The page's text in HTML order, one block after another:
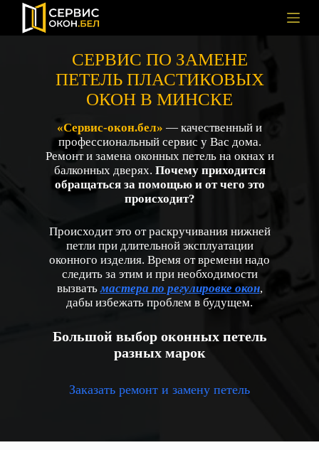
р
ЗАМЕНА ПЕТЕЛЬ НА ПЛАСТИКОВЫХ ОКНАХ
СЕРВИС ПО ЗАМЕНЕ
ПЕТЕЛЬ ПЛАСТИКОВЫХ
ОКОН В МИНСКЕ
«Сервис-окон.бел» — качественный и
профессиональный сервис у Вас дома.
Ремонт и замена оконных петель на окнах и
балконных дверях. Почему приходится
обращаться за помощью и от чего это
происходит?
Происходит это от раскручивания нижней
петли при длительной эксплуатации
оконного изделия. Время от времени надо
следить за этим и при необходимости
вызватьмастера по регулировке окон,
дабы избежать проблем в будущем.
Большой выбор оконных петель
разных марок
Заказать ремонт и замену петель